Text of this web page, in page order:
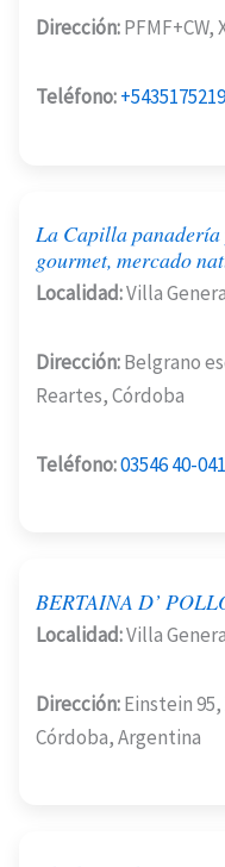
Dirección:PFMF+CW,
Teléfono:
La Capilla
gourmet, mercado
Localidad:Villa
Dirección:Belgrano
Reartes, Córdoba
Teléfono:03546 40-
BERTAINA D’
Localidad:Villa
Dirección:Einstein
Córdoba, Argentina